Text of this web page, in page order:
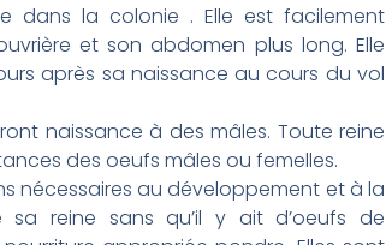
dans la colonie . Elle est facilement
et son abdomen plus long. Elle
après sa naissance au cours du vol
naissance à des mâles. Toute reine
des oeufs mâles ou femelles.
nécessaires au développement et à la
reine sans qu’il y ait d’oeufs de